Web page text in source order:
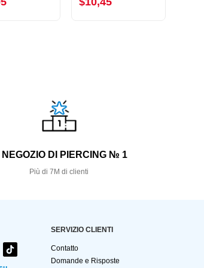
NEGOZIO DI PIERCING № 1
Più di 7M di clienti
SERVIZIO CLIENTI
Contatto
Domande e Risposte